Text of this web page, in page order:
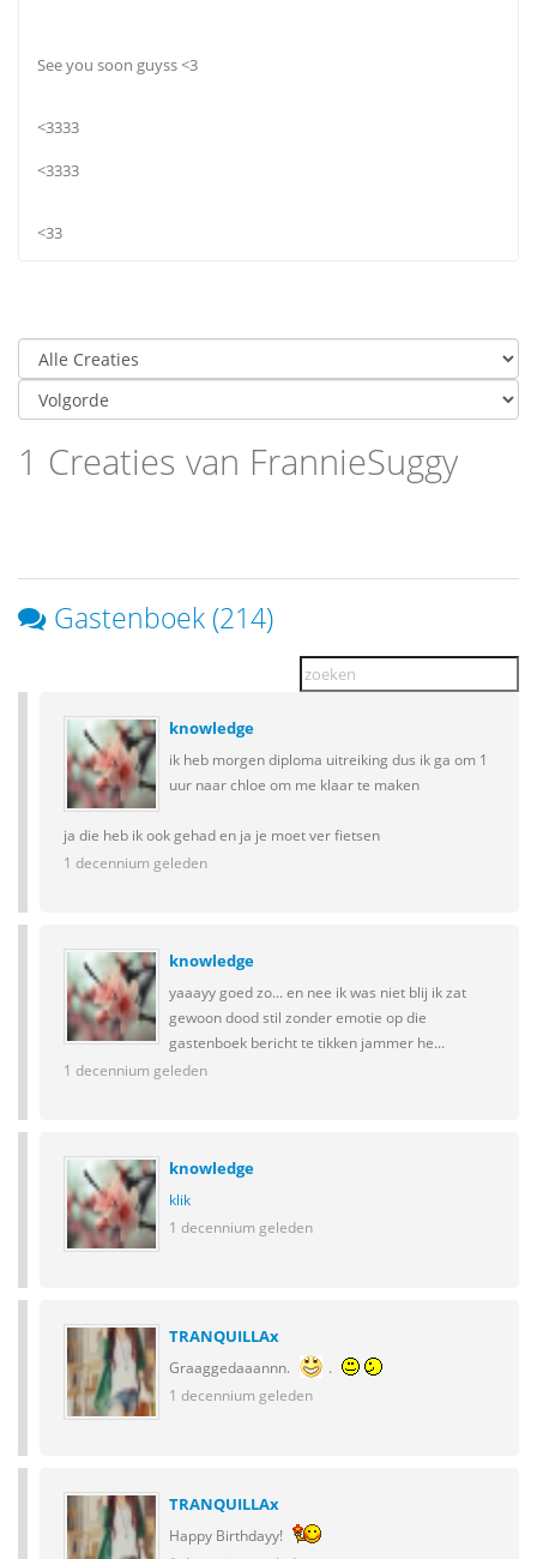
See you soon guyss <3
<3333
<3333
<33
1 Creaties van FrannieSuggy
Gastenboek (214)
knowledge
ik heb morgen diploma uitreiking dus ik ga om 1
uur naar chloe om me klaar te maken
ja die heb ik ook gehad en ja je moet ver fietsen
1 decennium geleden
knowledge
yaaayy goed zo... en nee ik was niet blij ik zat
gewoon dood stil zonder emotie op die
gastenboek bericht te tikken jammer he...
1 decennium geleden
knowledge
klik
1 decennium geleden
TRANQUILLAx
Graaggedaaannn.
.
1 decennium geleden
TRANQUILLAx
Happy Birthdayy!